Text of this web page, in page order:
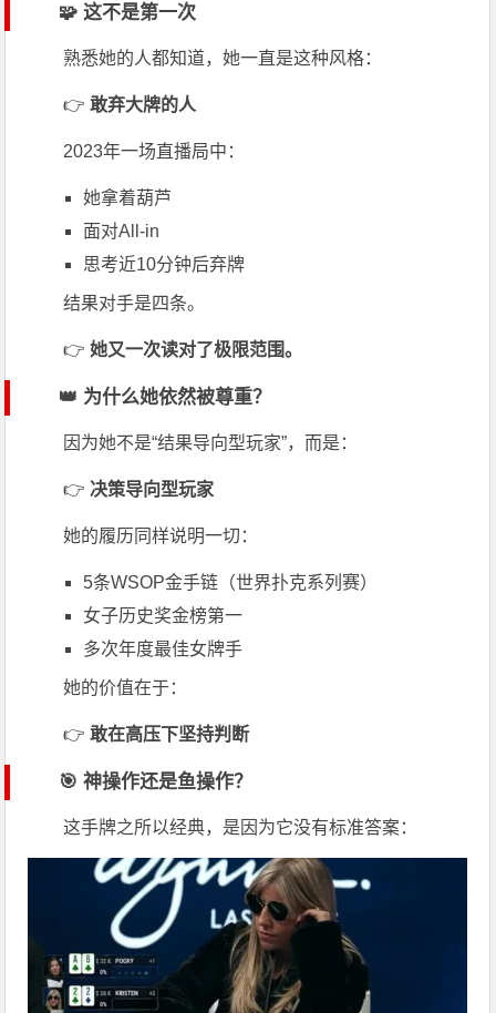
🧩 这不是第一次
熟悉她的人都知道，她一直是这种风格：
👉敢弃大牌的人
2023年一场直播局中：
她拿着葫芦
面对All-in
思考近10分钟后弃牌
结果对手是四条。
👉她又一次读对了极限范围。
👑 为什么她依然被尊重？
因为她不是“结果导向型玩家”，而是：
👉 决策导向型玩家
她的履历同样说明一切：
5条WSOP金手链 （世界扑克系列赛）
女子历史奖金榜第一
多次年度最佳女牌手
她的价值在于：
👉敢在高压下坚持判断
🎯 神操作还是鱼操作？
这手牌之所以经典，是因为它没有标准答案：